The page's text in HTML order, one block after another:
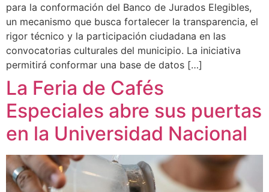
para la conformación del Banco de Jurados Elegibles,
un mecanismo que busca fortalecer la transparencia, el
rigor técnico y la participación ciudadana en las
convocatorias culturales del municipio. La iniciativa
permitirá conformar una base de datos […]
La Feria de Cafés
Especiales abre sus puertas
en la Universidad Nacional